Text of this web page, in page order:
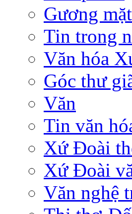
Gương
Tin trong
Văn hóa
Góc thư
Văn
Tin văn
Xứ Đoài
Xứ Đoài
Văn nghệ